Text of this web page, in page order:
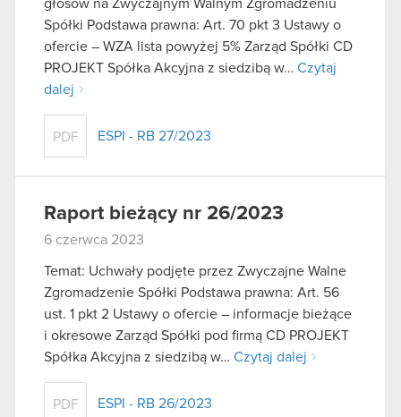
głosów na Zwyczajnym Walnym Zgromadzeniu
Spółki Podstawa prawna: Art. 70 pkt 3 Ustawy o
ofercie – WZA lista powyżej 5% Zarząd Spółki CD
PROJEKT Spółka Akcyjna z siedzibą w… Czytaj
dalej
PDF ESPI - RB 27/2023
Raport bieżący nr 26/2023
6 czerwca 2023
Temat: Uchwały podjęte przez Zwyczajne Walne
Zgromadzenie Spółki Podstawa prawna: Art. 56
ust. 1 pkt 2 Ustawy o ofercie – informacje bieżące
i okresowe Zarząd Spółki pod firmą CD PROJEKT
Spółka Akcyjna z siedzibą w… Czytaj dalej
PDF ESPI - RB 26/2023